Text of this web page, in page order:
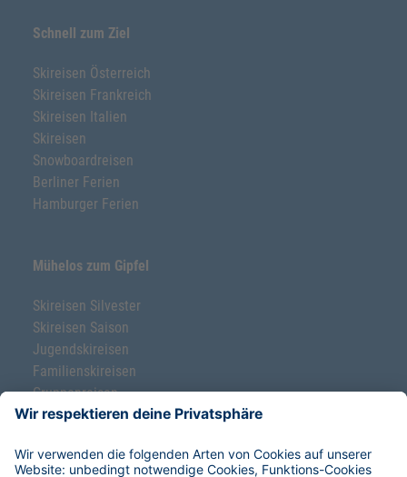
Schnell zum Ziel
Skireisen Österreich
Skireisen Frankreich
Skireisen Italien
Skireisen
Snowboardreisen
Berliner Ferien
Hamburger Ferien
Mühelos zum Gipfel
Skireisen Silvester
Skireisen Saison
Jugendskireisen
Familienskireisen
Gruppenreisen
Ski-Klassenfahrten